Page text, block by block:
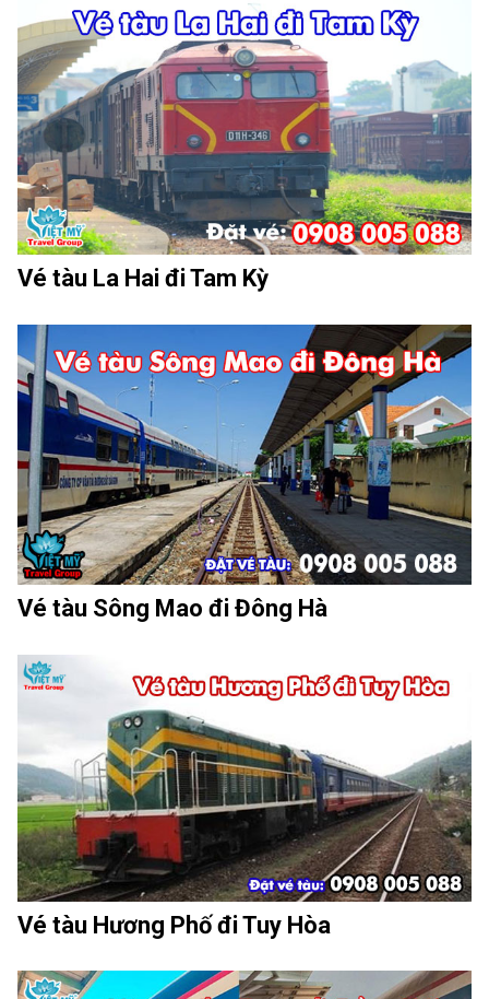
Vé tàu La Hai đi Tam Kỳ
Vé tàu Sông Mao đi Đông Hà
Vé tàu Hương Phố đi Tuy Hòa